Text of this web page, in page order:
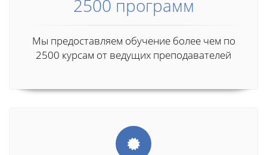
2500 программ
Мы предоставляем обучение более чем по
2500 курсам от ведущих преподавателей